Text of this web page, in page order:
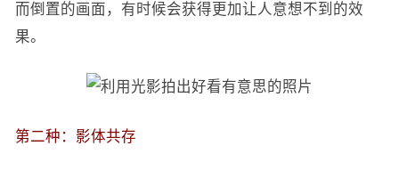
而倒置的画面，有时候会获得更加让人意想不到的效
果。
第二种：影体共存